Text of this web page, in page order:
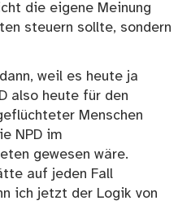
die eigene Meinung
steuern sollte, sondern
weil es heute ja
also heute für den
Menschen
NPD im
gewesen wäre.
auf jeden Fall
ich jetzt der Logik von